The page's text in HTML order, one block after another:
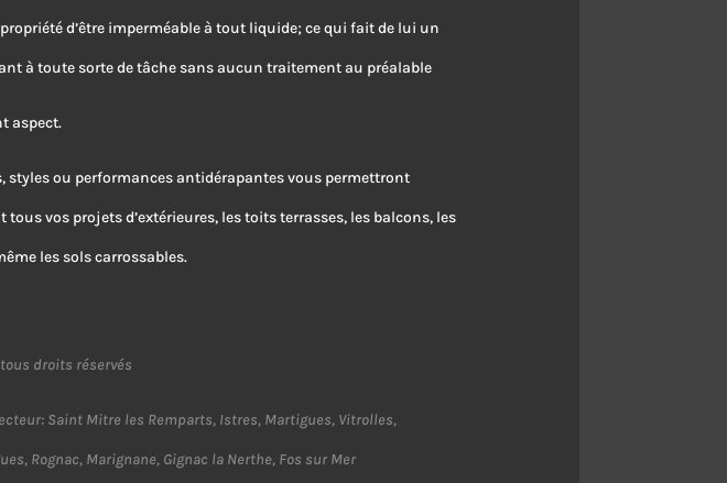
d’être imperméable à tout liquide; ce qui fait de lui un
à toute sorte de tâche sans aucun traitement au préalable
aspect.
styles ou performances antidérapantes vous permettront
tous vos projets d’extérieures, les toits terrasses, les balcons, les
les sols carrossables.
tous droits réservés
Saint Mitre les Remparts, Istres, Martigues, Vitrolles,
Rognac, Marignane, Gignac la Nerthe, Fos sur Mer